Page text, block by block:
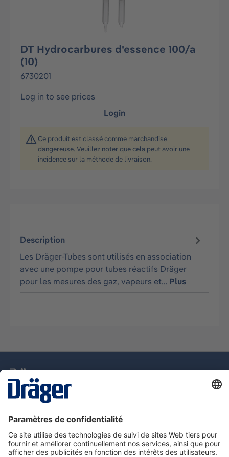
DT Hydrocarbures d'essence 100/a
(10)
6730201
Log in to see prices
Login
Ce produit est classé comme marchandise
dangereuse. Veuillez noter que cela peut avoir une
incidence sur la méthode de livraison.
Description
Les Dräger-Tubes sont utilisés en association
avec une pompe pour tubes réactifs Dräger
pour les mesures des gaz, vapeurs et… Plus
pour la vie
Assistance téléphonique
A propos de Dräger